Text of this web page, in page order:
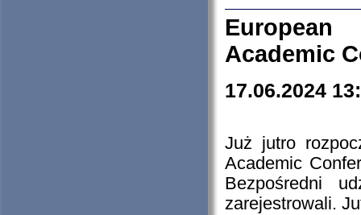
European
Academic
17.06.2024
Już jutro
Academic
Bezpośredni
zarejestrowali.